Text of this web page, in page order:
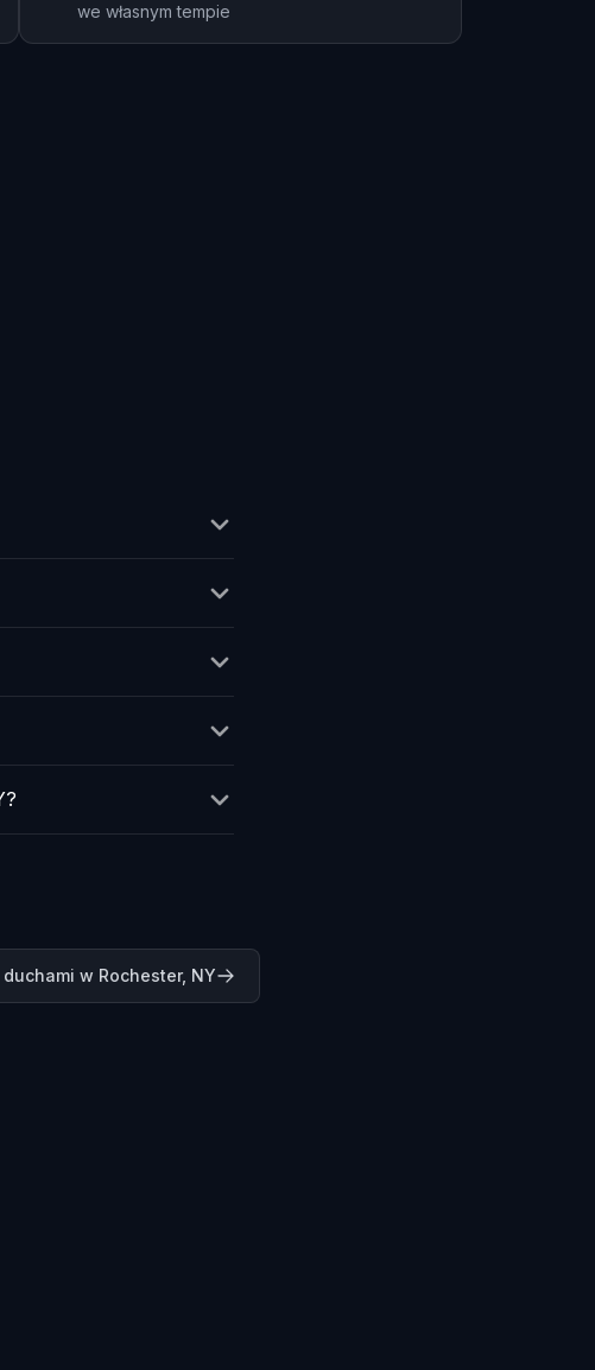
we własnym tempie
w Rochester, NY